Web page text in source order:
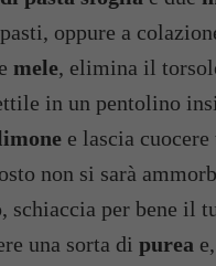
oppure a
mele, elimina il
in un pentolino
e lascia
non si sarà
schiaccia per bene il
una sorta di purea